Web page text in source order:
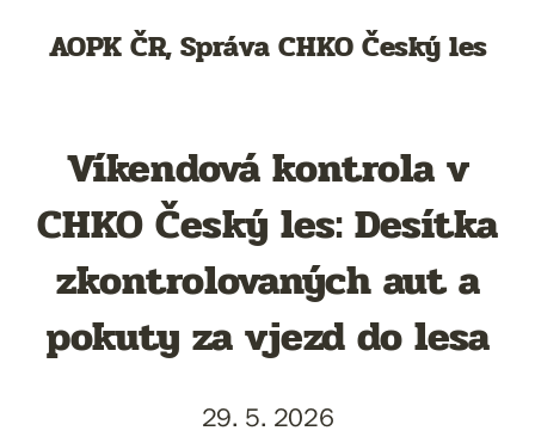
AOPK ČR, Správa CHKO Český les
Víkendová kontrola v
CHKO Český les: Desítka
zkontrolovaných aut a
pokuty za vjezd do lesa
29. 5. 2026